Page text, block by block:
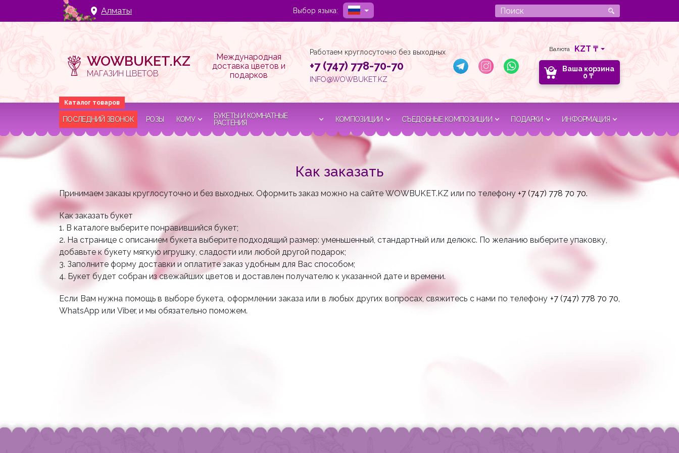
Алматы Выбор языка:
WOWBUKET.KZ
МАГАЗИН ЦВЕТОВ
Международная
доставка цветов и
подарков
Работаем круглосуточно без выходных
+7 (747) 778-70-70
INFO@WOWBUKET.KZ
Валюта
Ваша корзина
0 ₸
ПОСЛЕДНИЙ ЗВОНОК РОЗЫ КОМУ
БУКЕТЫ И КОМНАТНЫЕ
РАСТЕНИЯ
КОМПОЗИЦИИ СЪЕДОБНЫЕ КОМПОЗИЦИИ ПОДАРКИ ИНФОРМАЦИЯ
Как заказать
Принимаем заказы круглосуточно и без выходных. Оформить заказ можно на сайте WOWBUKET.KZ или по телефону +7 (747) 778 70 70.
Как заказать букет
1. В каталоге выберите понравившийся букет;
2. На странице с описанием букета выберите подходящий размер: уменьшенный, стандартный или делюкс. По желанию выберите упаковку,
добавьте к букету мягкую игрушку, сладости или любой другой подарок;
3. Заполните форму доставки и оплатите заказ удобным для Вас способом;
4. Букет будет собран из свежайших цветов и доставлен получателю к указанной дате и времени.
Если Вам нужна помощь в выборе букета, оформлении заказа или в любых других вопросах, свяжитесь с нами по телефону +7 (747) 778 70 70,
WhatsApp или Viber, и мы обязательно поможем.